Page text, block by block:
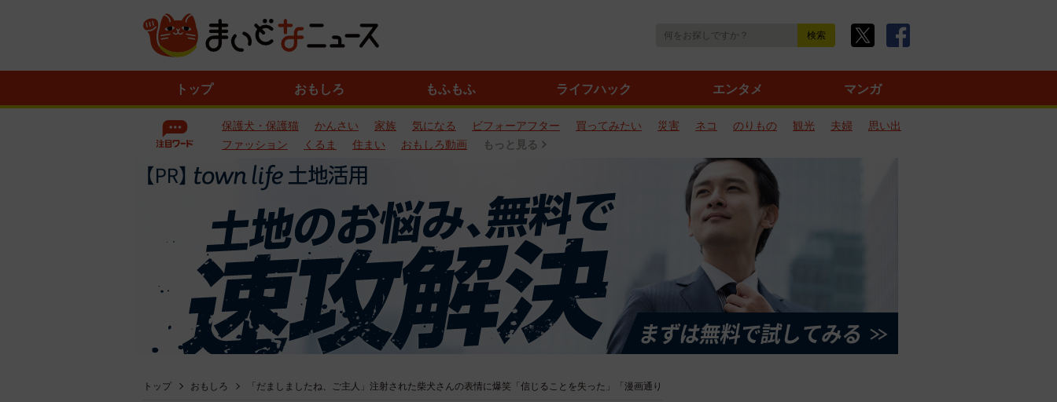
トップ おもしろ もふもふ ライフハック エンタメ マンガ
保護犬・保護猫 かんさい 家族 気になる ビフォーアフター 買ってみたい 災害 ネコ のりもの 観光 夫婦
思い出
ファッション
くるま 住まい おもしろ動画 もっと見る
トップ おもしろ 「だましましたね、ご主人」注射された柴犬さんの表情に爆笑「信じることを失った」「漫画通り